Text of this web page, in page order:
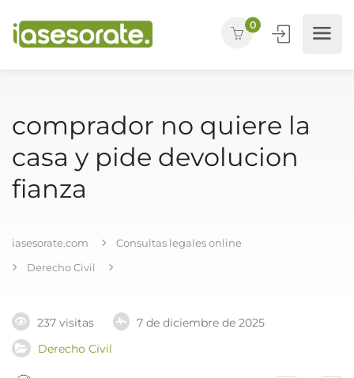
0
comprador no quiere la
casa y pide devolucion
fianza
iasesorate.com
Consultas legales online
Derecho Civil
237 visitas
7 de diciembre de 2025
Derecho Civil